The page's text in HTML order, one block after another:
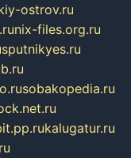
ostrov.ru
nix-files.org.ru
sputnikyes.ru
sobakopedia.ru
kalugatur.ru